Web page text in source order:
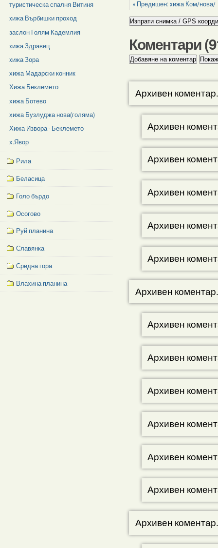
« Предишен: xижа Ком/нова/
Коментари (
Архивен коментар.
Архивен
Архивен
Архивен
Архивен
Архивен
Архивен коментар.
Архивен
Архивен
Архивен
Архивен
Архивен
Архивен
Архивен коментар.
туристическа спалня Витиня
xижа Върбишки проход
заслон Голям Кадемлия
xижа Здравец
xижа Зора
хижа Мадарски конник
Хижа Беклемето
хижа Ботево
хижа Бузлуджа нова(голяма)
Хижа Извора - Беклемето
х.Явор
Рила
Беласица
Голо бърдо
Осогово
Руй планина
Славянка
Средна гора
Влахина планина